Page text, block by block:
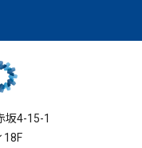
坂4-15-1
18F